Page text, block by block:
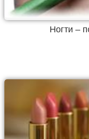
Ногти –